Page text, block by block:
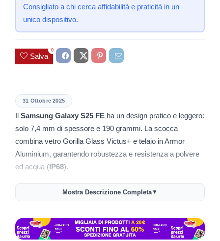
Consigliato a chi cerca affidabilità e praticità in un
unico dispositivo.
Salva
0
31 Ottobre 2025
Il Samsung Galaxy S25 FE ha un design pratico e leggero:
solo 7,4 mm di spessore e 190 grammi. La scocca
combina vetro Gorilla Glass Victus+ e telaio in Armor
Aluminium, garantendo robustezza e resistenza a polvere
ed acqua (IP68).
📱
risoluzione FHD+ e refresh rate dinamico a 120Hz
Luminosità fino a1.900 nitper una visione ottimale
Mostra Descrizione Completa▼